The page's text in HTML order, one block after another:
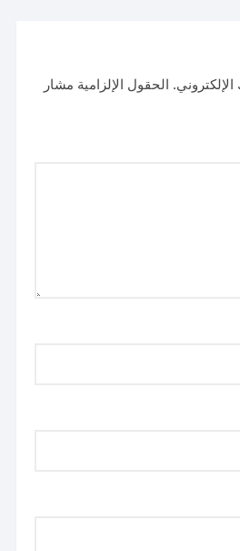
الحقول الإلزامية مشار